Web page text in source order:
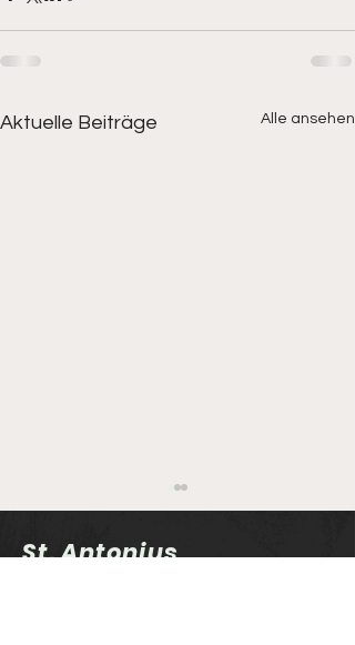
Aktuelle Beiträge Alle ansehen
St. Antonius